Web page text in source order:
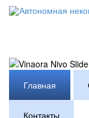
Главная
Контакты